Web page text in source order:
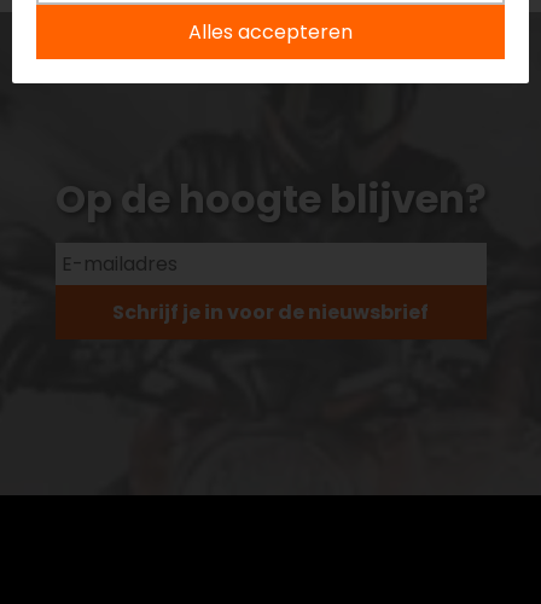
Op de hoogte blijven?
Schrijf je in voor de nieuwsbrief
Alles accepteren